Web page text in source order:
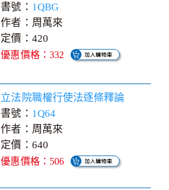
書號： 1QBG
作者：周萬來
定價：420
優惠價格：332
立法院職權行使法逐條釋論
書號： 1Q64
作者：周萬來
定價：640
優惠價格：506